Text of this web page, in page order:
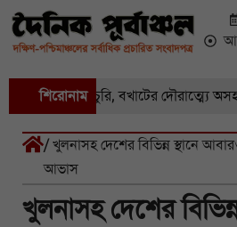
শিরোনাম
পর একচুরি, বখাটের দৌরাত্ম্যে অসহায়
/ খুলনাসহ দেশের বিভিন্ন স্থানে
আভাস
খুলনাসহ দেশের